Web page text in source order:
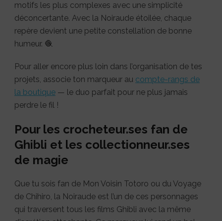
motifs les plus complexes avec une simplicité
déconcertante. Avec la Noiraude étoilée, chaque
repère devient une petite constellation de bonne
humeur. 🧶
Pour aller encore plus loin dans l’organisation de tes
projets, associe ton marqueur au compte-rangs de
la boutique — le duo parfait pour ne plus jamais
perdre le fil !
Pour les crocheteur.ses fan de
Ghibli et les collectionneur.ses
de magie
Que tu sois fan de Mon Voisin Totoro ou du Voyage
de Chihiro, la Noiraude est l’un de ces personnages
qui traversent tous les films Ghibli avec la même